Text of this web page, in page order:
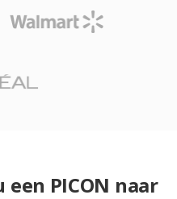
PICON naar